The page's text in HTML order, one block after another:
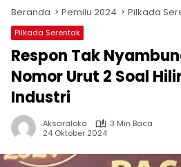
Beranda Pemilu 2024 Pilkada
Pilkada Serentak
Respon Tak
Nomor Urut 2 Soal
Industri
Aksaraloka
3 Min Baca
24 Oktober 2024